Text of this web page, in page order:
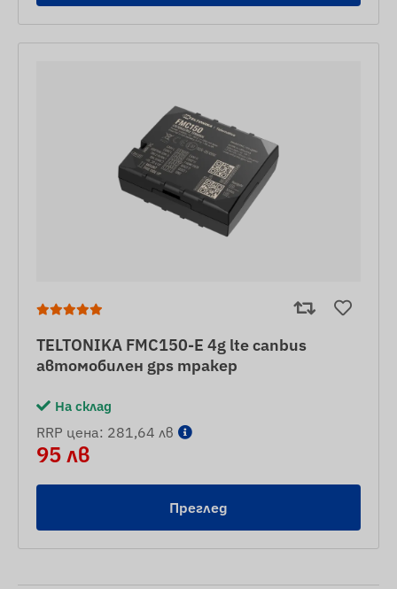
TELTONIKA FMC150-E 4g lte canbus
автомобилен gps тракер
На склад
RRP цена: 281,64 лв
95 лв
Преглед